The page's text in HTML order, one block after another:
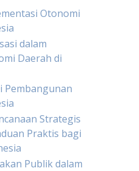
Otonomi
dalam
Daerah di
Pembangunan
Strategis
Praktis bagi
Publik dalam